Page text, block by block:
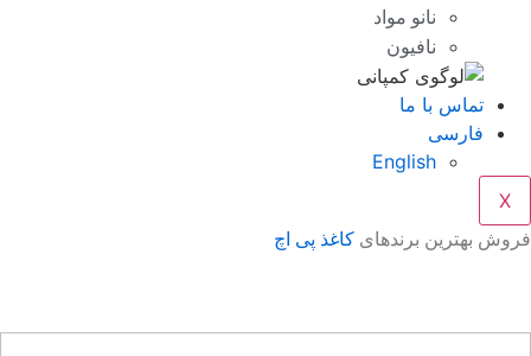
نانو مواد
نافیون
تماس با ما
فارسی
English
بهترین برندهایکاغذ پی اچ